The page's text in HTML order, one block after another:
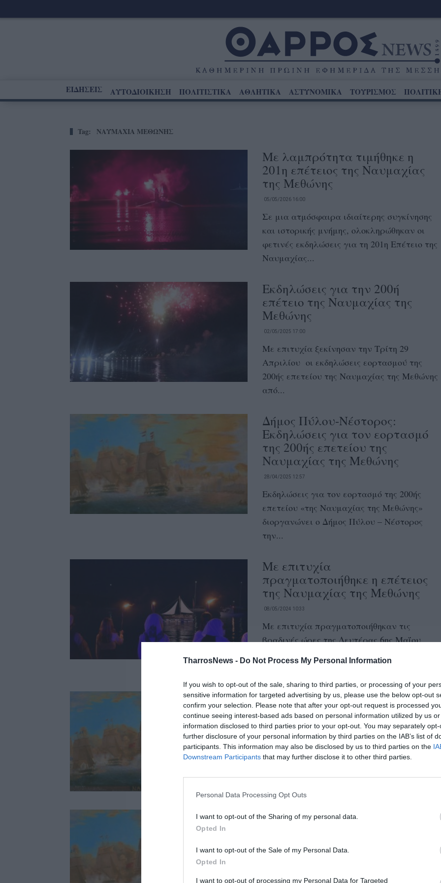
TharrosNews - Do Not Process My Personal Information
If you wish to opt-out of the sale, sharing to third parties, or processing of your
sensitive information for targeted advertising by us, please use the below opt-out
confirm your selection. Please note that after your opt-out request is processed
continue seeing interest-based ads based on personal information utilized by us
information disclosed to third parties prior to your opt-out. You may separately
further disclosure of your personal information by third parties on the IAB’s list of
participants. This information may also be disclosed by us to third parties on the
Downstream Participants that may further disclose it to other third parties.
Personal Data Processing Opt Outs
I want to opt-out of the Sharing of my personal data.
Opted In
I want to opt-out of the Sale of my Personal Data.
Opted In
I want to opt-out of processing my Personal Data for Targeted
ΕΙΔΗΣΕΙΣ ΑΥΤΟΔΙΟΙΚΗΣΗ ΠΟΛΙΤΙΣΤΙΚΑ ΑΘΛΗΤΙΚΑ ΑΣΤΥΝΟΜΙΚΑ ΤΟΥΡΙΣΜΟΣ
Tag: ΝΑΥΜΑΧΙΑ ΜΕΘΩΝΗΣ
Με λαμπρότητα τιμήθηκε η
201η επέτειος της Ναυμαχίας
της Μεθώνης
05/05/2026 16:00
Σε μια ατμόσφαιρα ιδιαίτερης συγκίνησης
και ιστορικής μνήμης, ολοκληρώθηκαν οι
φετινές εκδηλώσεις για τη 201η Επέτειο της
Ναυμαχίας...
Εκδηλώσεις για την 200ή
επέτειο της Ναυμαχίας της
Μεθώνης
02/05/2025 17:00
Με επιτυχία ξεκίνησαν την Τρίτη 29
Απριλίου οι εκδηλώσεις εορτασμού της
200ής επετείου της Ναυμαχίας της Μεθώνης
από...
Δήμος Πύλου-Νέστορος:
Εκδηλώσεις για τον εορτασμό
της 200ής επετείου της
Ναυμαχίας της Μεθώνης
28/04/2025 12:57
Εκδηλώσεις για τον εορτασμό της 200ής
επετείου «της Ναυμαχίας της Μεθώνης»
διοργανώνει ο Δήμος Πύλου – Νέστορος
την...
Με επιτυχία
πραγματοποιήθηκε η επέτειος
της Ναυμαχίας της Μεθώνης
08/05/2024 10:33
Με επιτυχία πραγματοποιήθηκαν τις
βραδινές ώρες της Δευτέρας 6ης Μαΐου
νικηφόρας...
Εκδηλώσεις για τον εορτασμό
της επετείου «της Ναυμαχίας
της Μεθώνης»
06/05/2024 08:00
Εκδηλώσεις για τον εορτασμό της επετείου
Δήμος Πύλου-Νέστορος:
της Μεθώνης